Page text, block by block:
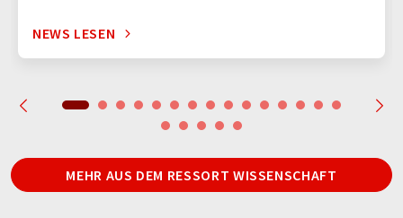
NEWS LESEN
MEHR AUS DEM RESSORT WISSENSCHAFT